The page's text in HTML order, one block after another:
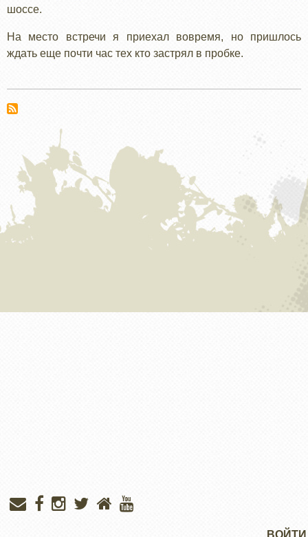
шоссе.
На место встречи я приехал вовремя, но пришлось
ждать еще почти час тех кто застрял в пробке.